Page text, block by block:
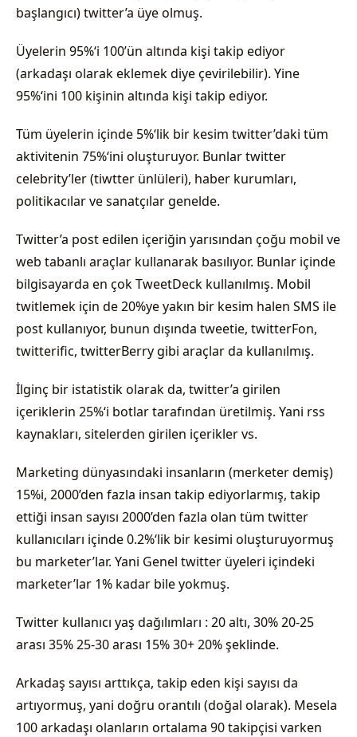
başlangıcı) twitter’a üye olmuş.
Üyelerin 95%‘i 100’ün altında kişi takip ediyor
(arkadaşı olarak eklemek diye çevirilebilir). Yine
95%‘ini 100 kişinin altında kişi takip ediyor.
Tüm üyelerin içinde 5%‘lik bir kesim twitter’daki tüm
aktivitenin 75%‘ini oluşturuyor. Bunlar twitter
celebrity’ler (tiwtter ünlüleri), haber kurumları,
politikacılar ve sanatçılar genelde.
Twitter’a post edilen içeriğin yarısından çoğu mobil ve
web tabanlı araçlar kullanarak basılıyor. Bunlar içinde
bilgisayarda en çok TweetDeck kullanılmış. Mobil
twitlemek için de 20%ye yakın bir kesim halen SMS ile
post kullanıyor, bunun dışında tweetie, twitterFon,
twitterific, twitterBerry gibi araçlar da kullanılmış.
İlginç bir istatistik olarak da, twitter’a girilen
içeriklerin 25%‘i botlar tarafından üretilmiş. Yani rss
kaynakları, sitelerden girilen içerikler vs.
Marketing dünyasındaki insanların (merketer demiş)
15%i, 2000’den fazla insan takip ediyorlarmış, takip
ettiği insan sayısı 2000’den fazla olan tüm twitter
kullanıcıları içinde 0.2%‘lik bir kesimi oluşturuyormuş
bu marketer’lar. Yani Genel twitter üyeleri içindeki
marketer’lar 1% kadar bile yokmuş.
Twitter kullanıcı yaş dağılımları : 20 altı, 30% 20-25
arası 35% 25-30 arası 15% 30+ 20% şeklinde.
Arkadaş sayısı arttıkça, takip eden kişi sayısı da
artıyormuş, yani doğru orantılı (doğal olarak). Mesela
100 arkadaşı olanların ortalama 90 takipçisi varken